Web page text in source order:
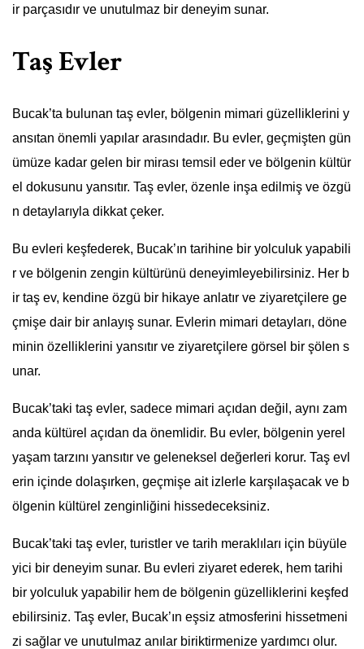
ir parçasıdır ve unutulmaz bir deneyim sunar.
Taş Evler
Bucak’ta bulunan taş evler, bölgenin mimari güzelliklerini y
ansıtan önemli yapılar arasındadır. Bu evler, geçmişten gün
ümüze kadar gelen bir mirası temsil eder ve bölgenin kültür
el dokusunu yansıtır. Taş evler, özenle inşa edilmiş ve özgü
n detaylarıyla dikkat çeker.
Bu evleri keşfederek, Bucak’ın tarihine bir yolculuk yapabili
r ve bölgenin zengin kültürünü deneyimleyebilirsiniz. Her b
ir taş ev, kendine özgü bir hikaye anlatır ve ziyaretçilere ge
çmişe dair bir anlayış sunar. Evlerin mimari detayları, döne
minin özelliklerini yansıtır ve ziyaretçilere görsel bir şölen s
unar.
Bucak’taki taş evler, sadece mimari açıdan değil, aynı zam
anda kültürel açıdan da önemlidir. Bu evler, bölgenin yerel
yaşam tarzını yansıtır ve geleneksel değerleri korur. Taş evl
erin içinde dolaşırken, geçmişe ait izlerle karşılaşacak ve b
ölgenin kültürel zenginliğini hissedeceksiniz.
Bucak’taki taş evler, turistler ve tarih meraklıları için büyüle
yici bir deneyim sunar. Bu evleri ziyaret ederek, hem tarihi
bir yolculuk yapabilir hem de bölgenin güzelliklerini keşfed
ebilirsiniz. Taş evler, Bucak’ın eşsiz atmosferini hissetmeni
zi sağlar ve unutulmaz anılar biriktirmenize yardımcı olur.